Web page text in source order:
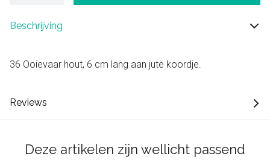
Beschrijving
36 Ooievaar hout, 6 cm lang aan jute koordje.
Reviews
Deze artikelen zijn wellicht passend